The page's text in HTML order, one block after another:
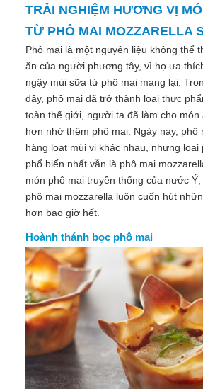
TRẢI NGHIỆM HƯƠNG VỊ
TỪ PHÔ MAI MOZZARELLA
Phô mai là một nguyên liệu không thể
ăn của người phương tây, vì họ ưa
ngậy mùi sữa từ phô mai mang lại.
đây, phô mai đã trở thành loại thực
toàn thế giới, người ta đã làm cho
hơn nhờ thêm phô mai. Ngày nay, phô
hàng loạt mùi vị khác nhau, nhưng
phổ biến nhất vẫn là phô mai
món phô mai truyền thống của nước
phô mai mozzarella luôn cuốn hút
hơn bao giờ hết.
Hoành thánh bọc phô mai